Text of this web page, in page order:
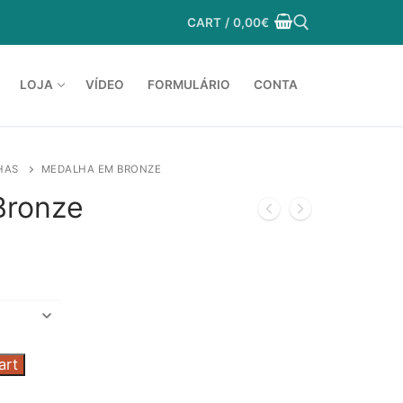
CART / 0,00€
LOJA VÍDEO FORMULÁRIO CONTA
MEDALHA EM BRONZE